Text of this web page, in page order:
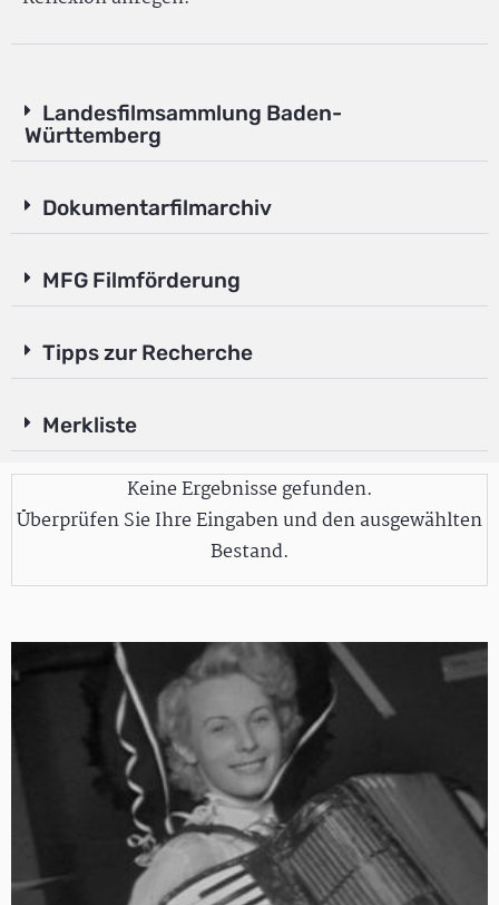
Landesfilmsammlung Baden-
Württemberg
Dokumentarfilmarchiv
MFG Filmförderung
Tipps zur Recherche
Merkliste
Keine Ergebnisse gefunden.
Überprüfen Sie Ihre Eingaben und den ausgewählten
Bestand.